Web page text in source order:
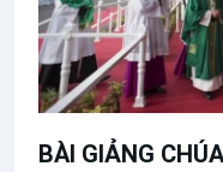
BÀI GIẢNG